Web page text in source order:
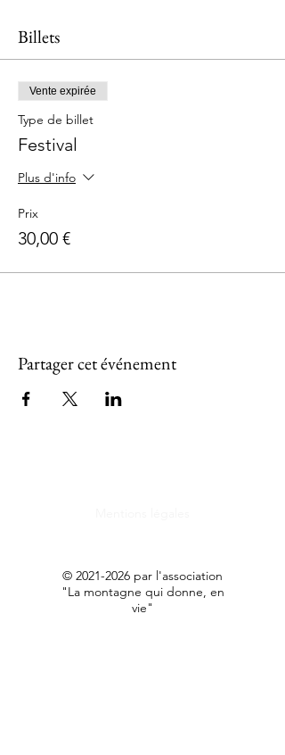
Billets
Vente expirée
Type de billet
Festival
Plus d'info
Prix
30,00 €
Partager cet événement
© 2021-2026 par l'association
"La montagne qui donne, en
vie"